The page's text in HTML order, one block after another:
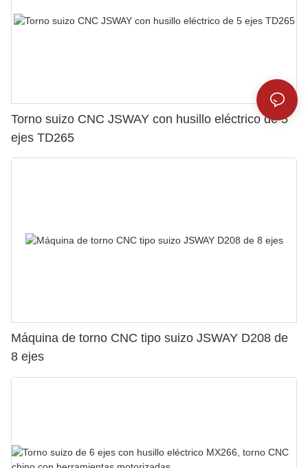
Torno suizo CNC JSWAY con husillo eléctrico de 5
ejes TD265
Máquina de torno CNC tipo suizo JSWAY D208 de
8 ejes